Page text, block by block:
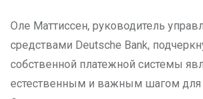
Оле Маттиссен, руководитель
средствами Deutsche Bank,
собственной платежной системы
естественным и важным шагом для